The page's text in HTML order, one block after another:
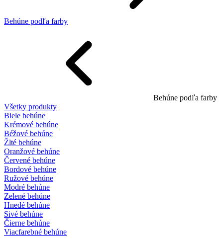
Behúne podľa farby
Behúne podľa farby
Všetky produkty
Biele behúne
Krémové behúne
Béžové behúne
Žlté behúne
Oranžové behúne
Červené behúne
Bordové behúne
Ružové behúne
Modré behúne
Zelené behúne
Hnedé behúne
Sivé behúne
Čierne behúne
Viacfarebné behúne